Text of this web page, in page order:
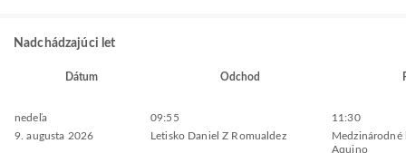
Nadchádzajúci let
Dátum Odchod
nedeľa
9. augusta 2026
09:55
Letisko Daniel Z Romualdez
11:30
Medzinárodné
Aquino